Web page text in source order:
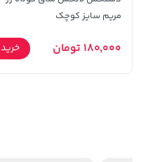
165,900
خرید
مریم سایز کوچک
180,000 تومان خرید